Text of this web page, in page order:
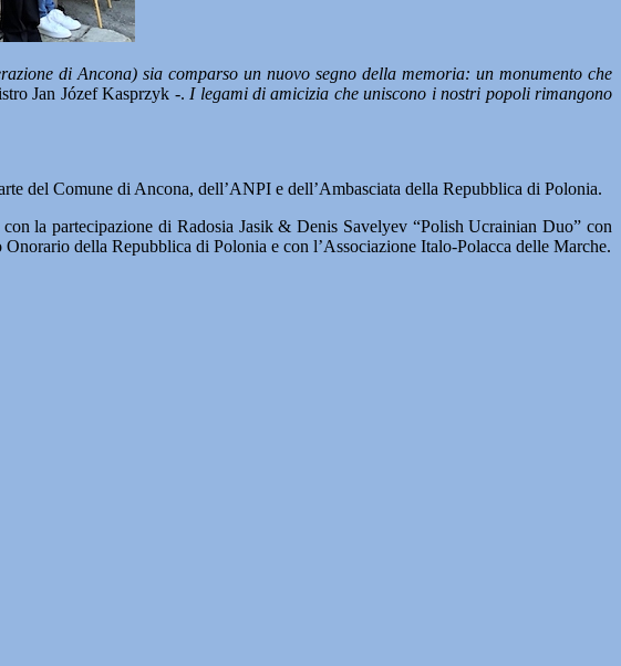
di Ancona) sia comparso un nuovo segno della memoria: un monumento che
Jan Józef Kasprzyk -. I legami di amicizia che uniscono i nostri popoli rimangono
del Comune di Ancona, dell’ANPI e dell’Ambasciata della Repubblica di Polonia.
la partecipazione di Radosia Jasik & Denis Savelyev “Polish Ucrainian Duo” con
della Repubblica di Polonia e con l’Associazione Italo-Polacca delle Marche.